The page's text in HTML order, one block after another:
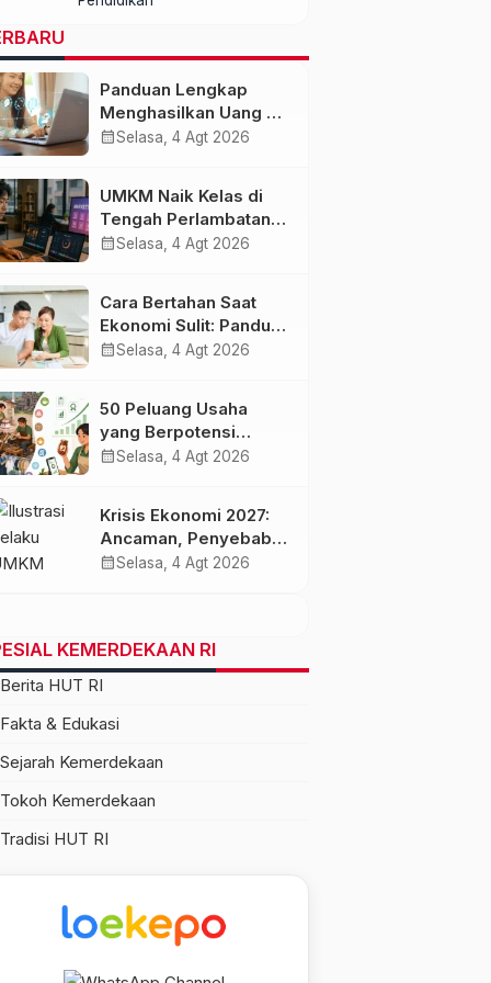
dengan Kualitas dan
Panduan Lengkap
Menghasilkan Uang di
Era AI dan Ekonomi
calendar_monthSelasa, 4 Agt 2026
UMKM Naik Kelas di
Tengah Perlambatan
Ekonomi: Strategi
calendar_monthSelasa, 4 Agt 2026
Cara Bertahan Saat
Ekonomi Sulit: Panduan
Mengelola Keuangan,
Penghasilan
calendar_monthSelasa, 4 Agt 2026
50 Peluang Usaha
yang Berpotensi
Berkembang Saat
calendar_monthSelasa, 4 Agt 2026
Krisis Ekonomi 2027:
Ancaman, Penyebab,
dan Dampaknya bagi
calendar_monthSelasa, 4 Agt 2026
KEMERDEKAAN RI
Berita HUT RI
Fakta & Edukasi
Sejarah Kemerdekaan
Tokoh Kemerdekaan
Tradisi HUT RI